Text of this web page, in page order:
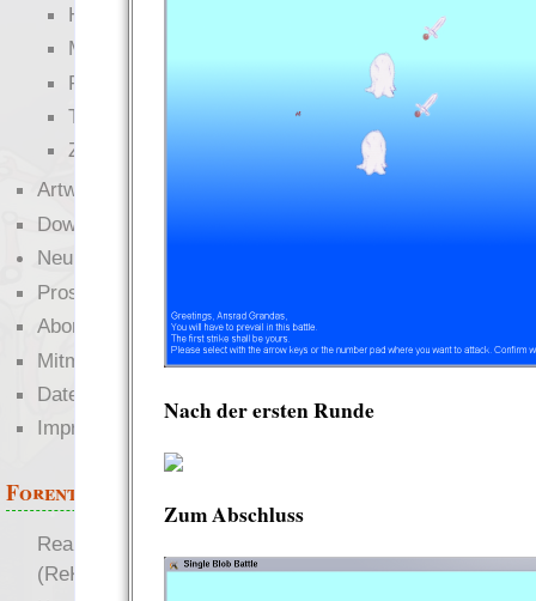
Nach der ersten Runde
Zum Abschluss
Hinter der Welt
Magie
RaumZeit
Technophob
Zettel-RPG
Artwork
Downloads
Neuigkeiten
Prosa
Abonnieren
Mitmachen
Datenschutz
Impressum
Forenthemen
Realistische Kämpfe
(ReKa)